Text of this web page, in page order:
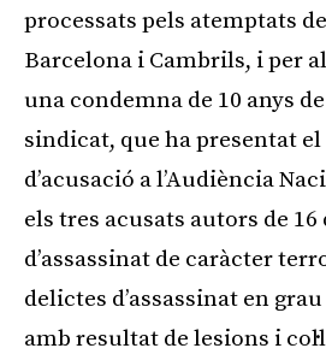
processats pels atemptats
Barcelona i Cambrils, i per
una condemna de 10 anys
sindicat, que ha presentat
d’acusació a l’Audiència
els tres acusats autors de
d’assassinat de caràcter
delictes d’assassinat en
amb resultat de lesions i